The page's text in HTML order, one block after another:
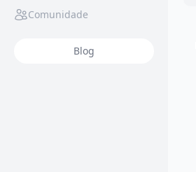
Comunidade
Blog